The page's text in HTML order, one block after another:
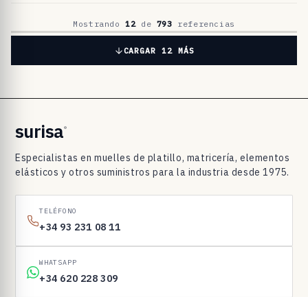
D
N
0
9
3
/
D
Mostrando12de 793 referencias
CARGAR 12 MÁS
surisa®
Especialistas en muelles de platillo, matricería, elementos
elásticos y otros suministros para la industria desde 1975.
TELÉFONO
+34 93 231 08 11
WHATSAPP
+34 620 228 309